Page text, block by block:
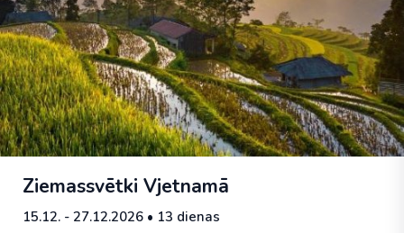
Ziemassvētki Vjetnamā
15.12. - 27.12.2026 • 13 dienas